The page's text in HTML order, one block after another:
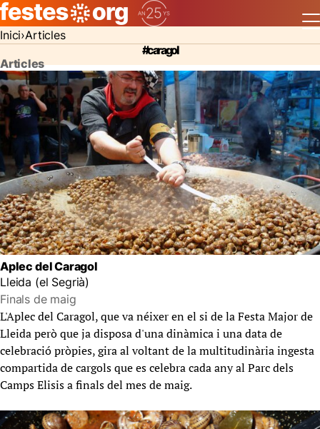
Inici Articles
#caragol
Articles
Aplec del Caragol
Lleida (el Segrià)
Finals de maig
L'Aplec del Caragol, que va néixer en el si de la Festa Major de
Lleida però que ja disposa d'una dinàmica i una data de
celebració pròpies, gira al voltant de la multitudinària ingesta
compartida de cargols que es celebra cada any al Parc dels
Camps Elisis a finals del mes de maig.